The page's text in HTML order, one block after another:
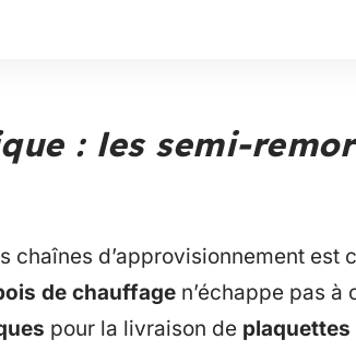
: les semi-
chaînes d’approvisionnement est
de chauffage n’échappe pas à
pour la livraison de plaquettes